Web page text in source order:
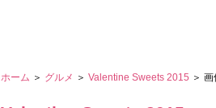
ホーム ＞ グルメ ＞ Valentine Sweets 2015 ＞